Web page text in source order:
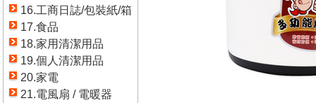
16.工商日誌/包裝紙/箱
17.食品
18.家用清潔用品
19.個人清潔用品
20.家電
21.電風扇 / 電暖器